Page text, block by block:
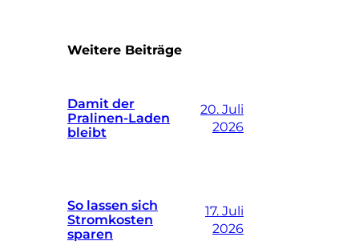
Weitere Beiträge
Damit der
Pralinen-Laden
bleibt
20. Juli
2026
So lassen sich
Stromkosten
sparen
17. Juli
2026